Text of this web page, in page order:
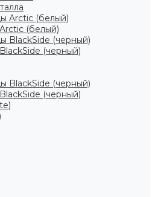
(белый)
(черный)
(черный)